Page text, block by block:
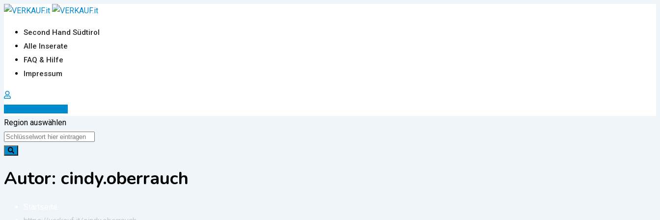
Zum
springen
Second Hand Südtirol
Alle Inserate
FAQ & Hilfe
Impressum
Region auswählen
Autor: cindy.oberrauch